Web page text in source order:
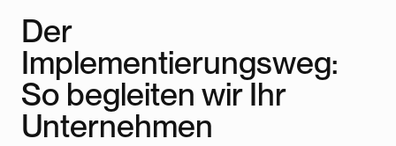
Der
Implementierungsweg:
So begleiten wir Ihr
Unternehmen